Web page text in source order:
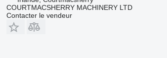
COURTMACSHERRY MACHINERY LTD
Contacter le vendeur